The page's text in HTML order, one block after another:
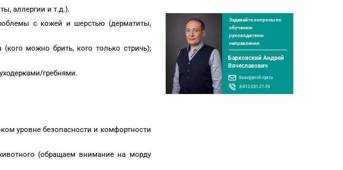
аллергии и т.д.).
с кожей и шерстью (дерматиты,
можно брить, кого только стричь);
гребнями.
уровне безопасности и комфортности
(обращаем внимание на морду
Задавайте вопросы по
обучению
руководителю
направления
Барковский Андрей
Вячеславович
baav@profi-cpr.ru
8-912-031-21-59